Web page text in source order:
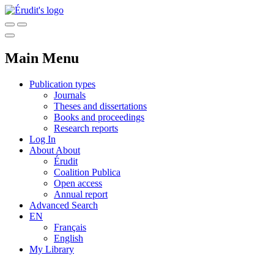
Main Menu
Publication types
Journals
Theses and dissertations
Books and proceedings
Research reports
Log In
About About
Érudit
Coalition Publica
Open access
Annual report
Advanced Search
EN
Français
English
My Library